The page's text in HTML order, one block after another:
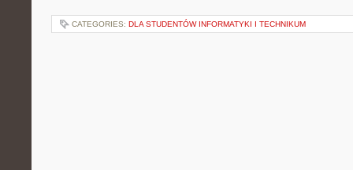
CATEGORIES: DLA STUDENTÓW INFORMATYKI I TECHNIKUM